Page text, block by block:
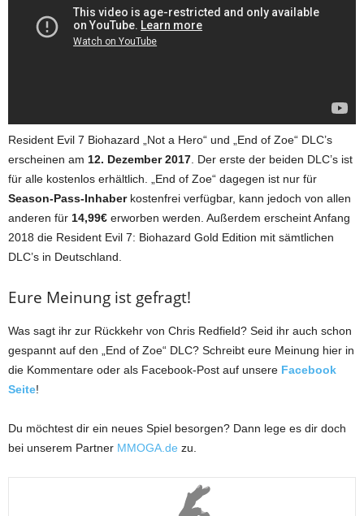
Resident Evil 7 Biohazard „Not a Hero“ und „End of Zoe“ DLC’s
erscheinen am 12. Dezember 2017 . Der erste der beiden DLC’s ist
für alle kostenlos erhältlich. „End of Zoe“ dagegen ist nur für
Season-Pass-Inhaberkostenfrei verfügbar, kann jedoch von allen
anderen für 14,99€ erworben werden. Außerdem erscheint Anfang
2018 die Resident Evil 7: Biohazard Gold Edition mit sämtlichen
DLC’s in Deutschland.
Eure Meinung ist gefragt!
Was sagt ihr zur Rückkehr von Chris Redfield? Seid ihr auch schon
gespannt auf den „End of Zoe“ DLC? Schreibt eure Meinung hier in
die Kommentare oder als Facebook-Post auf unsere Facebook
Seite!
Du möchtest dir ein neues Spiel besorgen? Dann lege es dir doch
bei unserem Partner MMOGA.de zu.